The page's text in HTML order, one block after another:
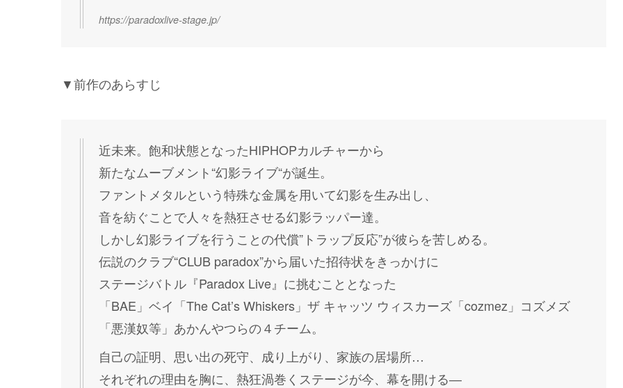
https://paradoxlive-stage.jp/
▼前作のあらすじ
近未来。飽和状態となったHIPHOPカルチャーから
新たなムーブメント“幻影ライブ“が誕生。
ファントメタルという特殊な金属を用いて幻影を生み出し、
音を紡ぐことで人々を熱狂させる幻影ラッパー達。
しかし幻影ライブを行うことの代償”トラップ反応”が彼らを苦しめる。
伝説のクラブ“CLUB paradox”から届いた招待状をきっかけに
ステージバトル『Paradox Live』に挑むこととなった
「BAE」ベイ「The Cat’s Whiskers」ザ キャッツ ウィスカーズ「cozmez」コズメズ
「悪漢奴等」あかんやつらの４チーム。
自己の証明、思い出の死守、成り上がり、家族の居場所…
それぞれの理由を胸に、熱狂渦巻くステージが今、幕を開ける―